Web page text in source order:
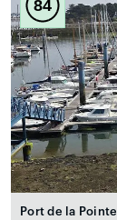
84
Port de la Pointe